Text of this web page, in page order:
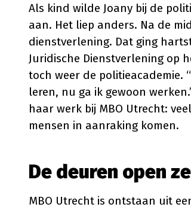
Als kind wilde Joany bij de
aan. Het liep anders. Na de
dienstverlening. Dat ging
Juridische Dienstverlening op
toch weer de politieacademie.
leren, nu ga ik gewoon
haar werk bij MBO Utrecht:
mensen in aanraking komen.
De deuren open
MBO Utrecht is ontstaan uit